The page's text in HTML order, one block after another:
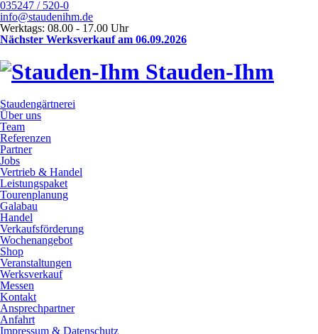
035247 / 520-0
info@staudenihm.de
Werktags: 08.00 - 17.00 Uhr
Nächster Werksverkauf am 06.09.2026
Stauden-Ihm
Staudengärtnerei
Über uns
Team
Referenzen
Partner
Jobs
Vertrieb & Handel
Leistungspaket
Tourenplanung
Galabau
Handel
Verkaufsförderung
Wochenangebot
Shop
Veranstaltungen
Werksverkauf
Messen
Kontakt
Ansprechpartner
Anfahrt
Impressum & Datenschutz